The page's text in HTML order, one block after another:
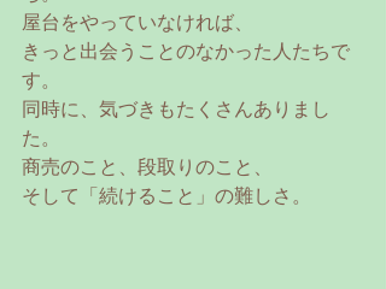
屋台をやっていなければ、
きっと出会うことのなかった人たちで
す。
同時に、気づきもたくさんありまし
た。
商売のこと、段取りのこと、
そして「続けること」の難しさ。